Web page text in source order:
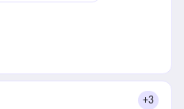
+3